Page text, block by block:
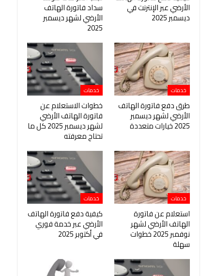
الأرضي عبر الإنترنت في
ديسمبر 2025
سداد فاتورة الهاتف
الأرضي لشهر ديسمبر
2025
خدمات
طرق دفع فاتورة الهاتف
الأرضي لشهر ديسمبر
2025 خيارات متعددة
خدمات
خطوات الاستعلام عن
فاتورة الهاتف الأرضي
لشهر ديسمبر 2025 كل ما
تحتاج معرفته
خدمات
استعلام عن فاتورة
الهاتف الأرضي لشهر
نوفمبر 2025 خطوات
سهلة
خدمات
كيفية دفع فاتورة الهاتف
الأرضي عبر خدمة فوري
في أكتوبر 2025